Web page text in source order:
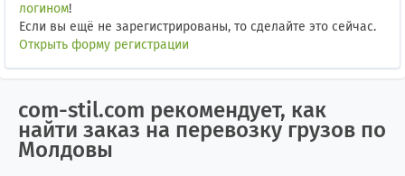
логином!
Если вы ещё не зарегистрированы, то сделайте это сейчас.
Открыть форму регистрации
сom-stil.com рекомендует, как
найти заказ на перевозку грузов по
Молдовы